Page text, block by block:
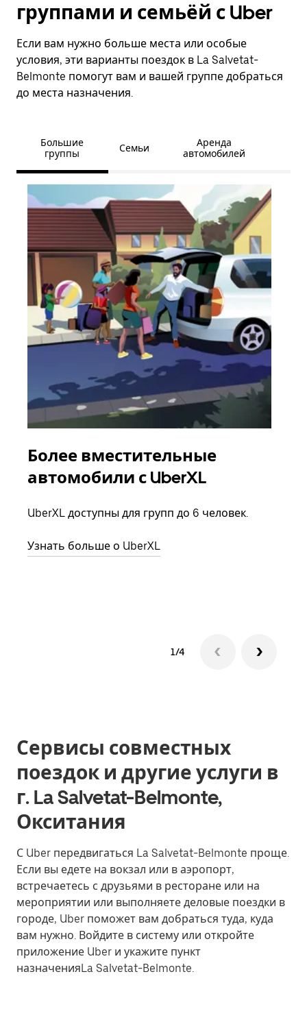
группами и семьёй с Uber
Если вам нужно больше места или особые
условия, эти варианты поездок в La Salvetat-
Belmonte помогут вам и вашей группе добраться
до места назначения.
Большие
группы
Семьи
Аренда
автомобилей
Более вместительные
автомобили с UberXL
UberXL доступны для групп до 6 человек.
Узнать больше о UberXL
1/4
Сервисы совместных
поездок и другие услуги в
г. La Salvetat-Belmonte,
Окситания
С Uber передвигаться La Salvetat-Belmonte проще.
Если вы едете на вокзал или в аэропорт,
встречаетесь с друзьями в ресторане или на
мероприятии или выполняете деловые поездки в
городе, Uber поможет вам добраться туда, куда
вам нужно. Войдите в систему или откройте
приложение Uber и укажите пункт
назначенияLa Salvetat-Belmonte.